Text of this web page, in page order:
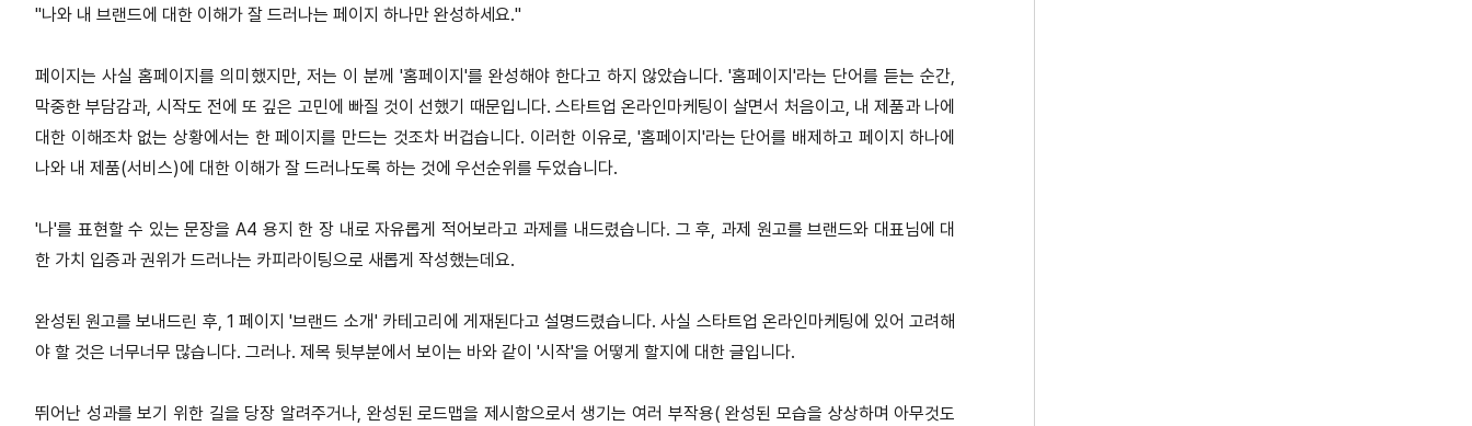
"나와 내 브랜드에 대한 이해가 잘 드러나는 페이지 하나만 완성하세요."
페이지는 사실 홈페이지를 의미했지만, 저는 이 분께 '홈페이지 '를 완성해야 한다고 하지 않았습니다.'홈페이지'라는 단어를 듣는 순간,
막중한 부담감과, 시작도 전에 또 깊은 고민에 빠질 것이 선했기 때문입니다. 스타트업 온라인마케팅이 살면서 처음이고, 내 제품과 나에
대한 이해조차 없는 상황에서는 한 페이지를 만드는 것조차 버겁습니다. 이러한 이유로, '홈페이지 '라는 단어를 배제하고 페이지 하나에
나와 내 제품(서비스)에 대한 이해가 잘 드러나도록 하는 것에 우선순위를 두었습니다.
'나'를 표현할 수 있는 문장을A4 용지 한 장 내로 자유롭게 적어보라고 과제를 내드렸습니다. 그 후, 과제 원고를 브랜드와 대표님에 대
한 가치 입증과 권위가 드러나는 카피라이팅으로 새롭게 작성했는데요.
완성된 원고를 보내드린 후, 1페이지 '브랜드 소개' 카테고리에 게재된다고 설명드렸습니다.사실 스타트업 온라인마케팅에 있어 고려해
야 할 것은 너무너무 많습니다. 그러나. 제목 뒷부분에서 보이는 바와 같이 '시작'을 어떻게 할지에 대한 글입니다.
뛰어난 성과를 보기 위한 길을 당장 알려주거나, 완성된 로드맵을 제시함으로서 생기는 여러 부작용(완성된 모습을 상상하며 아무것도